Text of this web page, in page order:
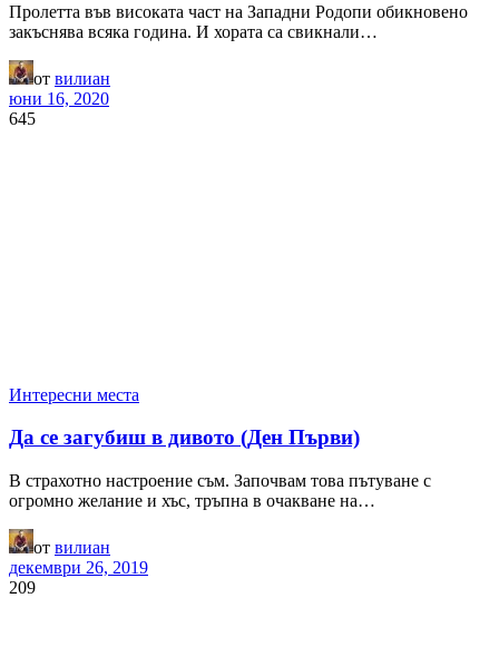
Пролетта във високата част на Западни Родопи обикновено
закъснява всяка година. И хората са свикнали…
от вилиан
юни 16, 2020
645
Интересни места
Да се загубиш в дивото (Ден Първи)
В страхотно настроение съм. Започвам това пътуване с
огромно желание и хъс, тръпна в очакване на…
от вилиан
декември 26, 2019
209